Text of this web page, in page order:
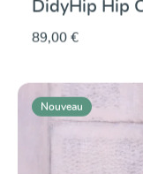
DidyHip Hip
89,00 €
Nouveau